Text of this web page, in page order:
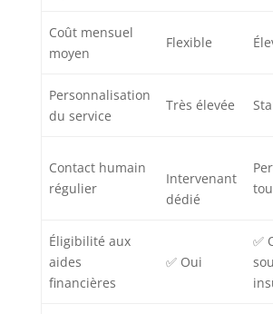
Coût mensuel
moyen
Flexible
Personnalisation
du service
Très élevée
Contact humain
régulier
Intervenant
dédié
Éligibilité aux
aides
financières
✅ Oui
✅